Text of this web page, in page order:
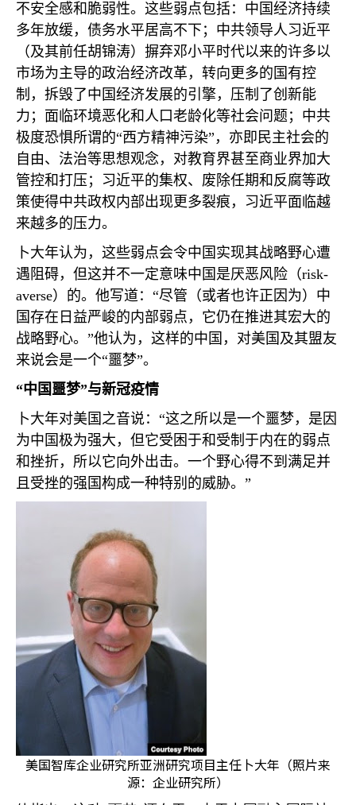
不安全感和脆弱性。这些弱点包括：中国经济持续
多年放缓，债务水平居高不下；中共领导人习近平
（及其前任胡锦涛）摒弃邓小平时代以来的许多以
市场为主导的政治经济改革，转向更多的国有控
制，拆毁了中国经济发展的引擎，压制了创新能
力；面临环境恶化和人口老龄化等社会问题；中共
极度恐惧所谓的“西方精神污染”，亦即民主社会的
自由、法治等思想观念，对教育界甚至商业界加大
管控和打压；习近平的集权、废除任期和反腐等政
策使得中共政权内部出现更多裂痕，习近平面临越
来越多的压力。
卜大年认为，这些弱点会令中国实现其战略野心遭
遇阻碍，但这并不一定意味中国是厌恶风险（risk-
averse）的。他写道：“尽管（或者也许正因为）中
国存在日益严峻的内部弱点，它仍在推进其宏大的
战略野心。”他认为，这样的中国，对美国及其盟友
来说会是一个“噩梦”。
“中国噩梦”与新冠疫情
卜大年对美国之音说：“这之所以是一个噩梦，是因
为中国极为强大，但它受困于和受制于内在的弱点
和挫折，所以它向外出击。一个野心得不到满足并
且受挫的强国构成一种特别的威胁。”
美国智库企业研究所亚洲研究项目主任卜大年（照片来
源：企业研究所）